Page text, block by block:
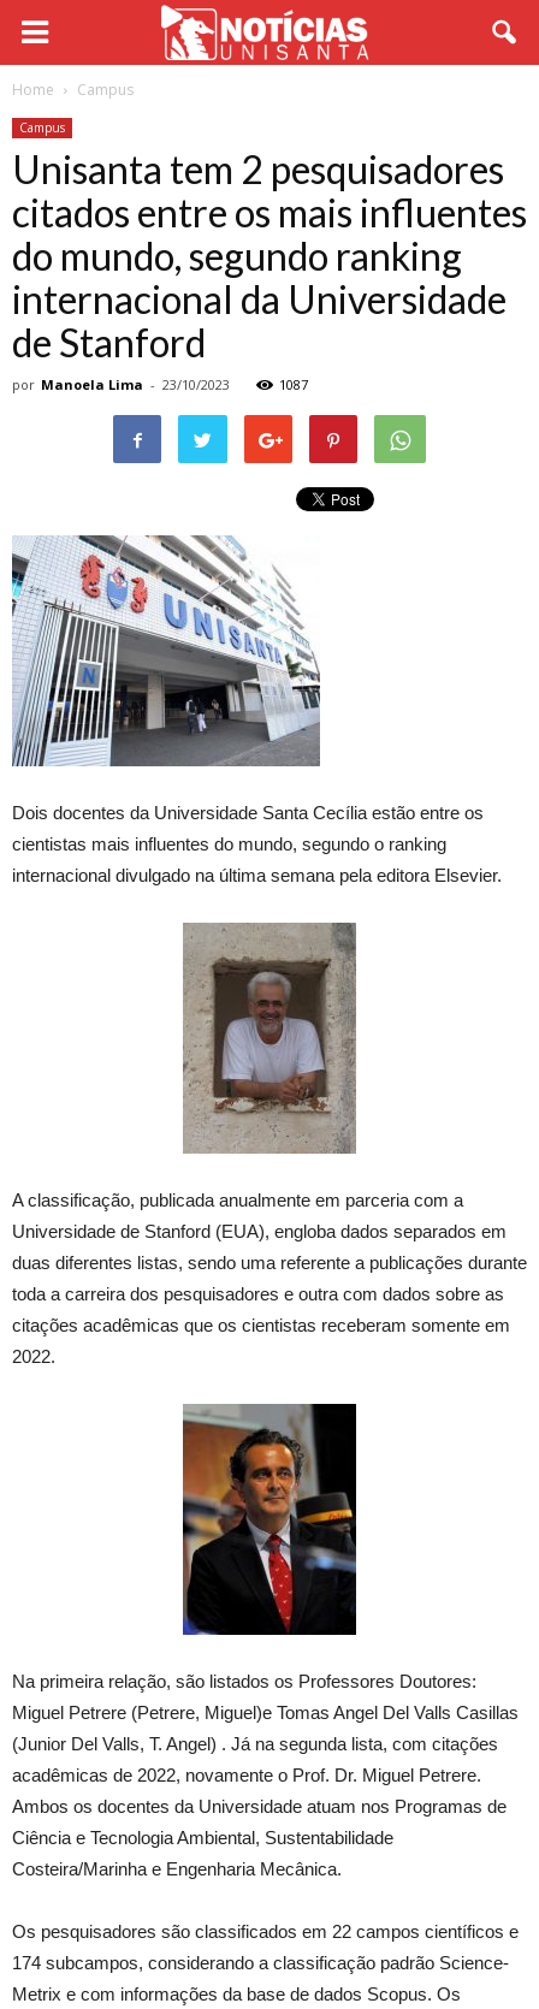
Home Campus
Campus
Unisanta tem 2 pesquisadores
citados entre os mais influentes
do mundo, segundo ranking
internacional da Universidade
de Stanford
por Manoela Lima - 23/10/2023 1087
Dois docentes da Universidade Santa Cecília estão entre os
cientistas mais influentes do mundo, segundo o ranking
internacional divulgado na última semana pela editora Elsevier.
A classificação, publicada anualmente em parceria com a
Universidade de Stanford (EUA), engloba dados separados em
duas diferentes listas, sendo uma referente a publicações durante
toda a carreira dos pesquisadores e outra com dados sobre as
citações acadêmicas que os cientistas receberam somente em
2022.
Na primeira relação, são listados os Professores Doutores:
Miguel Petrere (Petrere, Miguel)e Tomas Angel Del Valls Casillas
(Junior Del Valls, T. Angel) . Já na segunda lista, com citações
acadêmicas de 2022, novamente o Prof. Dr. Miguel Petrere.
Ambos os docentes da Universidade atuam nos Programas de
Ciência e Tecnologia Ambiental, Sustentabilidade
Costeira/Marinha e Engenharia Mecânica.
Os pesquisadores são classificados em 22 campos científicos e
174 subcampos, considerando a classificação padrão Science-
Metrix e com informações da base de dados Scopus. Os